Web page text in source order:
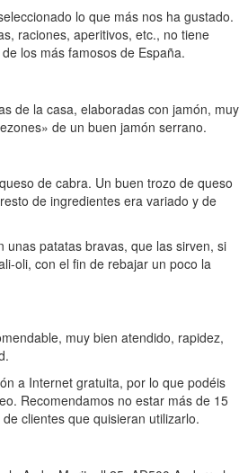
lo que más nos ha gustado.
raciones, aperitivos, etc., no tiene
los más famosos de España.
de la casa, elaboradas con jamón, muy
de un buen jamón serrano.
de cabra. Un buen trozo de queso
de ingredientes era variado y de
unas patatas bravas, que las sirven, si
oli, con el fin de rebajar un poco la
muy bien atendido, rapidez,
a Internet gratuita, por lo que podéis
Recomendamos no estar más de 15
clientes que quisieran utilizarlo.